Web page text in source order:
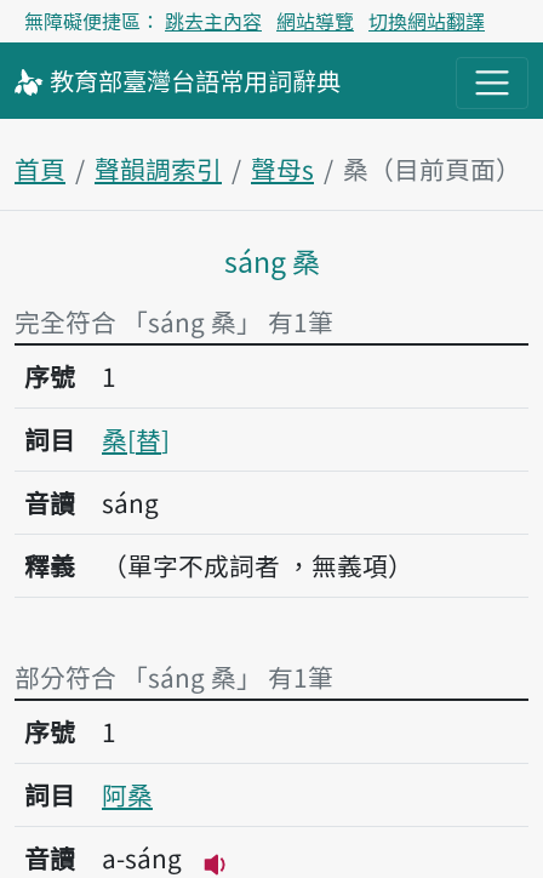
無障礙便捷區： 跳去主內容 網站導覽 切換網站翻譯
教育部臺灣台語常用詞辭典
首頁 聲韻調索引 聲母s 桑（目前頁面）
主內容區塊
sáng 桑
完全符合 「sáng 桑」 有1筆
序號1桑
序號
1
詞目
桑 替
音讀
sáng
釋義
（單字不成詞者 ，無義項）
部分符合 「sáng 桑」 有1筆
序號1阿桑
序號
1
詞目
阿桑
音讀
a-sáng